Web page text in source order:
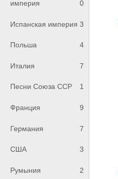
империя
0
Испанская империя 3
Польша 4
Италия 7
Песни Союза ССР 1
Франция 9
Германия 7
США 3
Румыния 2